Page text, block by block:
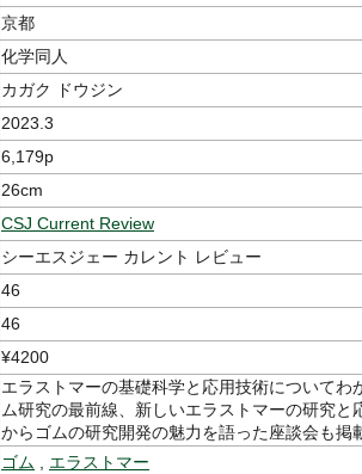
京都
化学同人
カガク ドウジン
2023.3
6,179p
26cm
CSJ Current Review
シーエスジェー カレント レビュー
46
46
¥4200
エラストマーの基礎科学と応用技術について
ム研究の最前線、新しいエラストマーの研究
からゴムの研究開発の魅力を語った座談会も掲
ゴム
エラストマー